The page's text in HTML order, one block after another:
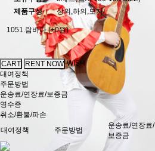
제품구성
상의,하의,모자
1051.람바다 (+0원)
WISH
대여정책
주문방법
운송료/연장료/보증금
영수증
취소/환불/파손
대여정책
주문방법
운송료/연장료/
보증금